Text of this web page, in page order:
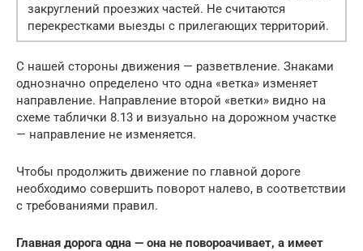
закруглений проезжих частей. Не считаются
перекрестками выезды с прилегающих территорий.
С нашей стороны движения — разветвление. Знаками
однозначно определено что одна «ветка» изменяет
направление. Направление второй «ветки» видно на
схеме таблички 8.13 и визуально на дорожном участке
— направление не изменяется.
Чтобы продолжить движение по главной дороге
необходимо совершить поворот налево, в соответствии
с требованиями правил.
Главная дорога одна — она не повороачивает, а имеет